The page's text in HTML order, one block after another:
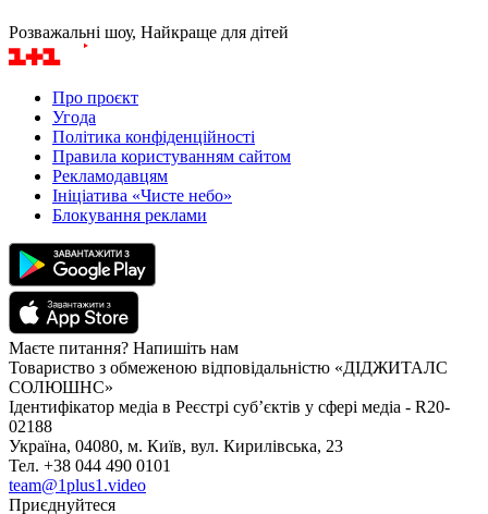
Розважальні шоу, Найкраще для дітей
Про проєкт
Угода
Політика конфіденційності
Правила користуванням сайтом
Рекламодавцям
Ініціатива «Чисте небо»
Блокування реклами
Маєте питання? Напишіть нам
Товариство з обмеженою відповідальністю «ДІДЖИТАЛС
СОЛЮШНС»
Ідентифікатор медіа в Реєстрі суб’єктів у сфері медіа - R20-
02188
Україна, 04080, м. Київ, вул. Кирилівська, 23
Тел. +38 044 490 0101
team@1plus1.video
Приєднуйтеся